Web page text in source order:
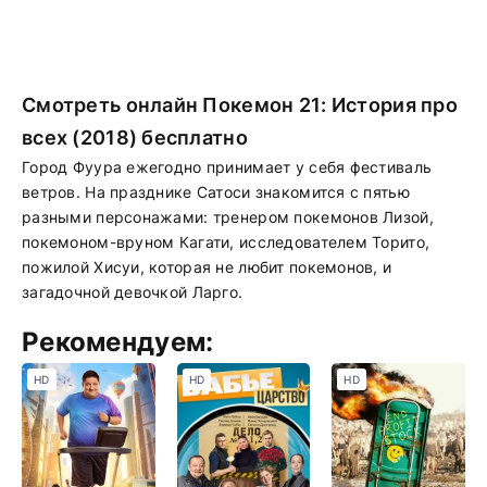
Смотреть онлайн Покемон 21: История про
всех (2018) бесплатно
Город Фуура ежегодно принимает у себя фестиваль
ветров. На празднике Сатоси знакомится с пятью
разными персонажами: тренером покемонов Лизой,
покемоном-вруном Кагати, исследователем Торито,
пожилой Хисуи, которая не любит покемонов, и
загадочной девочкой Ларго.
Рекомендуем:
HD HD HD